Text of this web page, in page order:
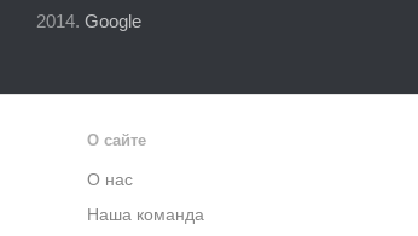
2014. Google
О сайте
О нас
Наша команда